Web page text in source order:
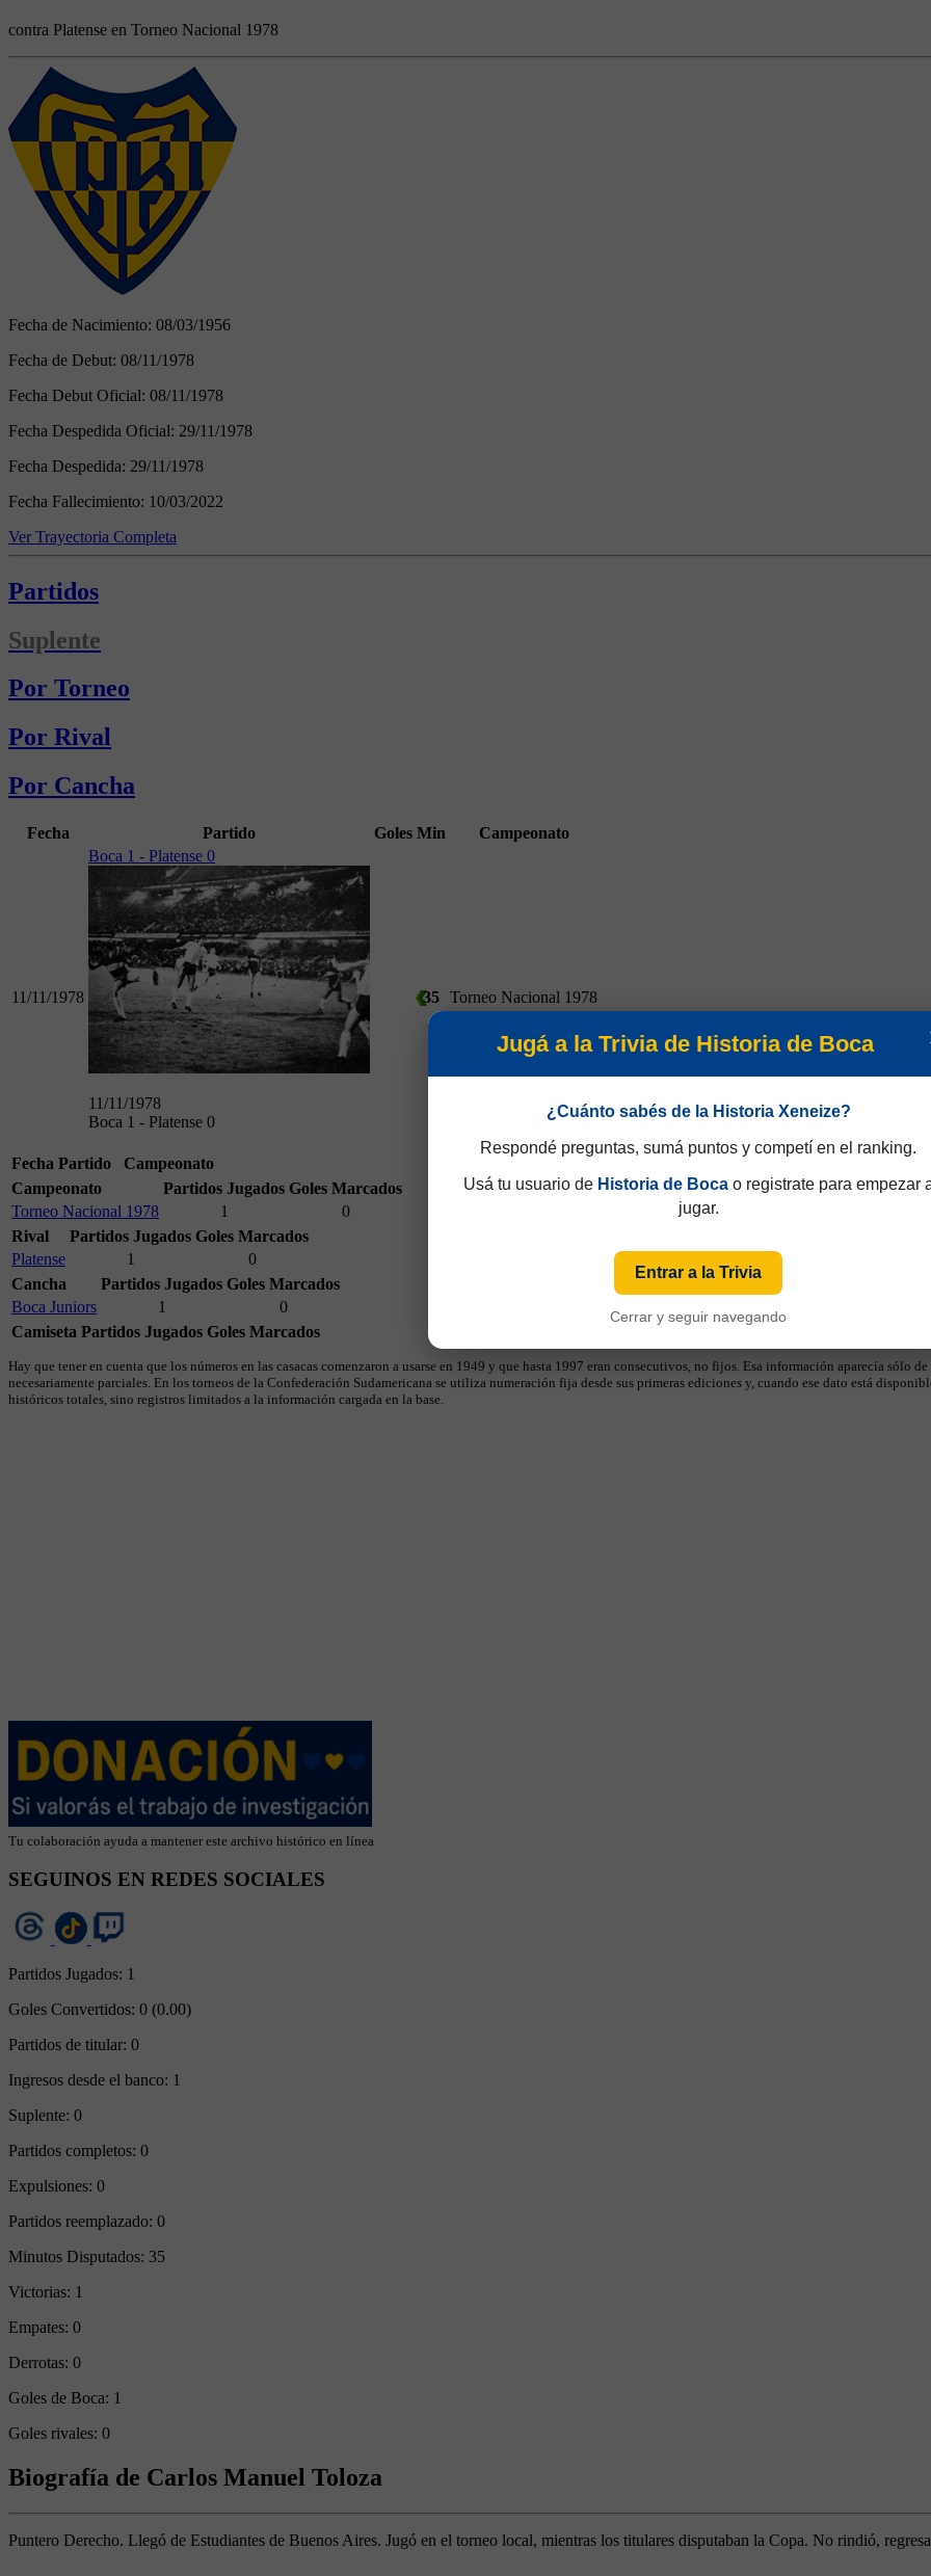
contra Platense en Torneo Nacional 1978
Fecha de Nacimiento: 08/03/1956
Fecha de Debut: 08/11/1978
Fecha Debut Oficial: 08/11/1978
Fecha Despedida Oficial: 29/11/1978
Fecha Despedida: 29/11/1978
Fecha Fallecimiento: 10/03/2022
Ver Trayectoria Completa
Partidos
Suplente
Por Torneo
Por Rival
Por Cancha
Fecha Partido Goles Min Campeonato
11/11/1978
Boca 1 - Platense 0
11/11/1978
Boca 1 - Platense 0
35 Torneo Nacional 1978
Fecha Partido
Campeonato
Campeonato
Partidos Jugados Goles Marcados
Torneo Nacional 1978
1
0
Rival
Partidos Jugados Goles Marcados
Platense
1
0
Cancha
Partidos Jugados Goles Marcados
Boca Juniors
1
0
Camiseta Partidos Jugados Goles Marcados
Hay que tener en cuenta que los números en las casacas comenzaron a usarse en 1949 y que hasta 1997 eran consecutivos, no fijos. Esa información aparecía sólo
necesariamente parciales. En los torneos de la Confederación Sudamericana se utiliza numeración fija desde sus primeras ediciones y, cuando ese dato está
históricos totales, sino registros limitados a la información cargada en la base.
Tu colaboración ayuda a mantener este archivo histórico en línea
SEGUINOS EN REDES SOCIALES
Partidos Jugados: 1
Goles Convertidos: 0 (0.00)
Partidos de titular: 0
Ingresos desde el banco: 1
Suplente: 0
Partidos completos: 0
Expulsiones: 0
Partidos reemplazado: 0
Minutos Disputados: 35
Victorias: 1
Empates: 0
Derrotas: 0
Goles de Boca: 1
Goles rivales: 0
Biografía de Carlos Manuel Toloza
Puntero Derecho. Llegó de Estudiantes de Buenos Aires. Jugó en el torneo local, mientras los titulares disputaban la Copa. No rindió,
Jugá a la Trivia de Historia de Boca
¿Cuánto sabés de la Historia Xeneize?
Respondé preguntas, sumá puntos y competí en el ranking.
Usá tu usuario de Historia de Bocao registrate para empezar
jugar.
Entrar a la Trivia
Cerrar y seguir navegando